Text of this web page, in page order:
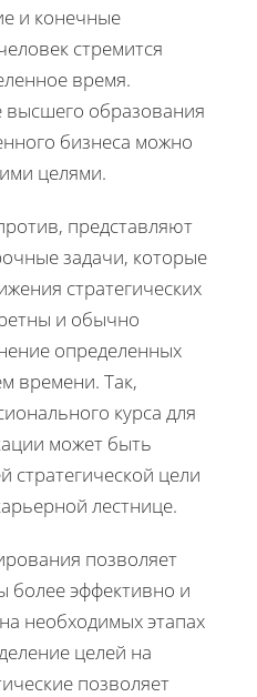
и конечные
стремится
время.
образования
бизнеса можно
целями.
представляют
задачи, которые
стратегических
и обычно
определенных
времени. Так,
курса для
может быть
стратегической цели
лестнице.
позволяет
более эффективно и
необходимых этапах
целей на
позволяет